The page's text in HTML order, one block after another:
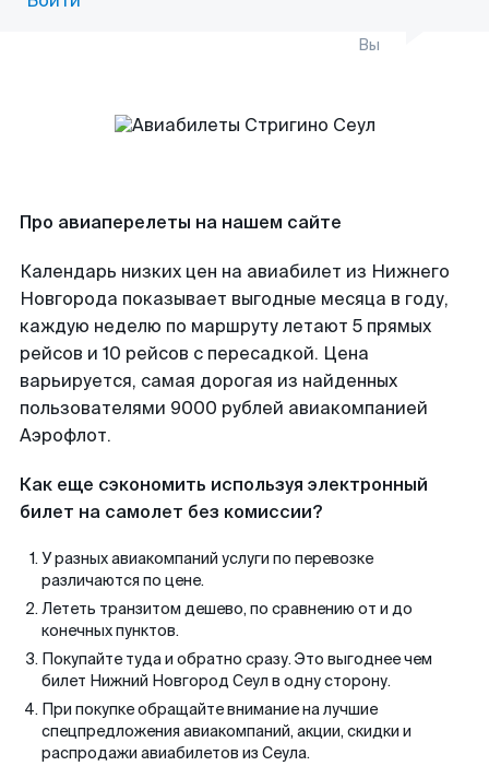
Вы
Про авиаперелеты на нашем сайте
Календарь низких цен на авиабилет из Нижнего
Новгорода показывает выгодные месяца в году,
каждую неделю по маршруту летают 5 прямых
рейсов и 10 рейсов с пересадкой. Цена
варьируется, самая дорогая из найденных
пользователями 9000 рублей авиакомпанией
Аэрофлот.
Как еще сэкономить используя электронный
билет на самолет без комиссии?
У разных авиакомпаний услуги по перевозке
различаются по цене.
Лететь транзитом дешево, по сравнению от и до
конечных пунктов.
Покупайте туда и обратно сразу. Это выгоднее чем
билет Нижний Новгород Сеул в одну сторону.
При покупке обращайте внимание на лучшие
спецпредложения авиакомпаний, акции, скидки и
распродажи авиабилетов из Сеула.